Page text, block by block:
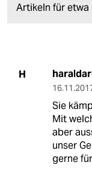
Artikeln für etwa
H
Sie
Mit
aber
unser
gerne